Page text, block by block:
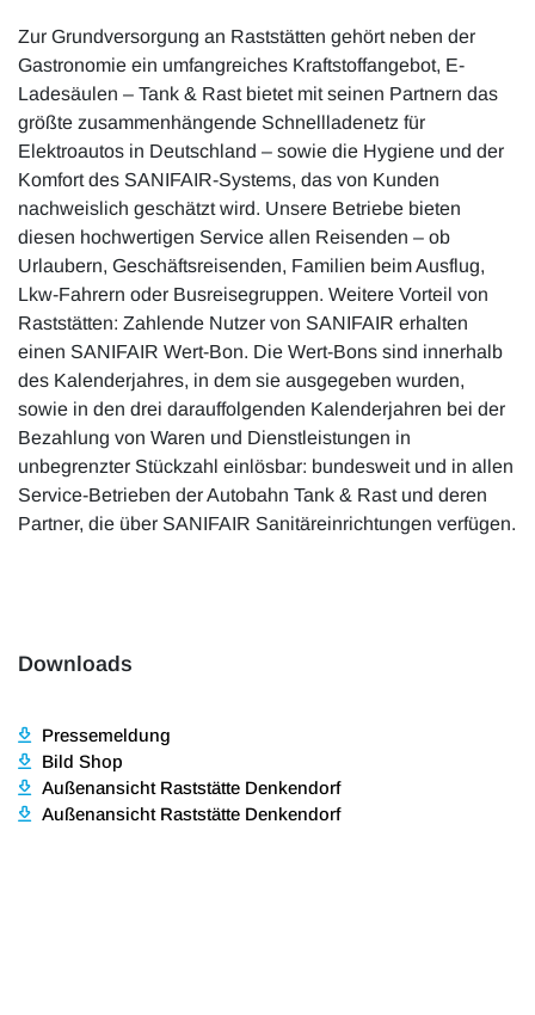
Zur Grundversorgung an Raststätten gehört neben der
Gastronomie ein umfangreiches Kraftstoffangebot, E-
Ladesäulen – Tank & Rast bietet mit seinen Partnern das
größte zusammenhängende Schnellladenetz für
Elektroautos in Deutschland – sowie die Hygiene und der
Komfort des SANIFAIR-Systems, das von Kunden
nachweislich geschätzt wird. Unsere Betriebe bieten
diesen hochwertigen Service allen Reisenden – ob
Urlaubern, Geschäftsreisenden, Familien beim Ausflug,
Lkw-Fahrern oder Busreisegruppen. Weitere Vorteil von
Raststätten: Zahlende Nutzer von SANIFAIR erhalten
einen SANIFAIR Wert-Bon. Die Wert-Bons sind innerhalb
des Kalenderjahres, in dem sie ausgegeben wurden,
sowie in den drei darauffolgenden Kalenderjahren bei der
Bezahlung von Waren und Dienstleistungen in
unbegrenzter Stückzahl einlösbar: bundesweit und in allen
Service-Betrieben der Autobahn Tank & Rast und deren
Partner, die über SANIFAIR Sanitäreinrichtungen verfügen.
Downloads
Pressemeldung
Bild Shop
Außenansicht Raststätte Denkendorf
Außenansicht Raststätte Denkendorf